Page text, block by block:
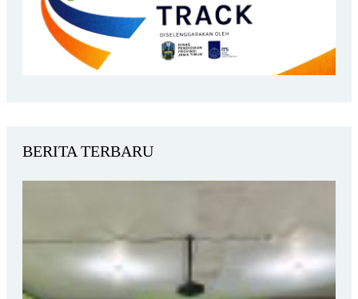
BERITA TERBARU